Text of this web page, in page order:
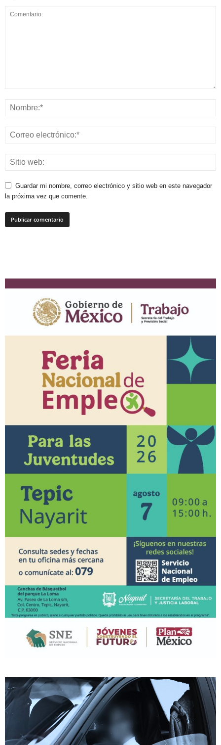
Guardar mi nombre, correo electrónico y sitio web en este navegador
la próxima vez que comente.